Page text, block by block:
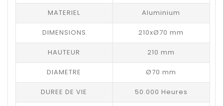
MATERIEL Aluminium
DIMENSIONS 210xØ70 mm
HAUTEUR 210 mm
DIAMETRE Ø70 mm
DUREE DE VIE 50.000 Heures